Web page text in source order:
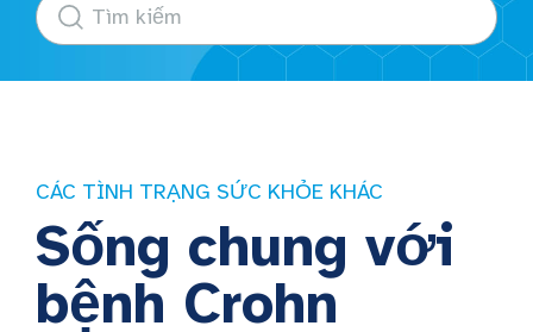
CÁC TÌNH TRẠNG SỨC KHỎE KHÁC
Sống chung với
bệnh Crohn